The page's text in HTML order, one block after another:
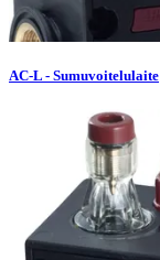
AC-L - Sumuvoitelulaite